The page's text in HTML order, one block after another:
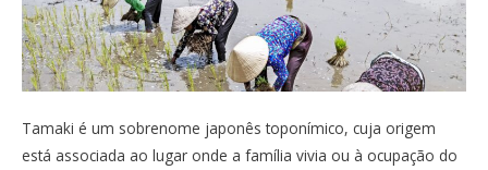
Tamaki é um sobrenome japonês toponímico, cuja origem
está associada ao lugar onde a família vivia ou à ocupação do